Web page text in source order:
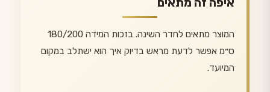
המוצר מתאים לחדר השינה. בזכות המידה 180/200
ס״מ אפשר לדעת מראש בדיוק איך הוא ישתלב במקום
המיועד.